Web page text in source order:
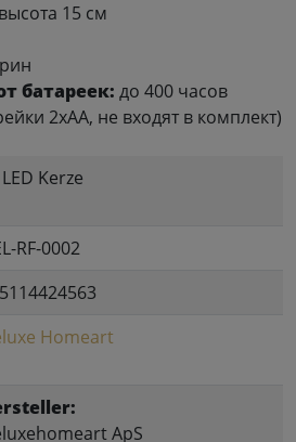
15 см
батареек: до 400 часов
2xAA, не входят в комплект)
Kerze
RF-0002
Homeart
ApS